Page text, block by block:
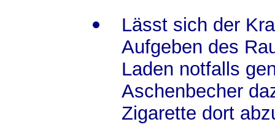
Lässt sich der
Aufgeben des
Laden notfalls
Aschenbecher
Zigarette dort